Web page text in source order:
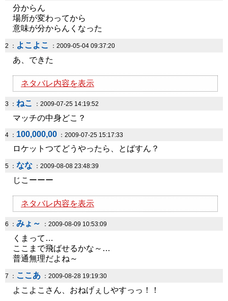
分からん
場所が変わってから
意味が分からんくなった
2 ： よこよこ ：2009-05-04 09:37:20
あ、できた
ネタバレ内容を表示
3 ： ねこ ：2009-07-25 14:19:52
マッチの中身どこ？
4 ： 100,000,00 ：2009-07-25 15:17:33
ロケットつてどうやったら、とばすん？
5 ： なな ：2009-08-08 23:48:39
じこーーー
ネタバレ内容を表示
6 ： みょ～ ：2009-08-09 10:53:09
くまって…
ここまで飛ばせるかな～…
普通無理だよね～
7 ： ここあ ：2009-08-28 19:19:30
よこよこさん、おねげぇしやすっっ！！